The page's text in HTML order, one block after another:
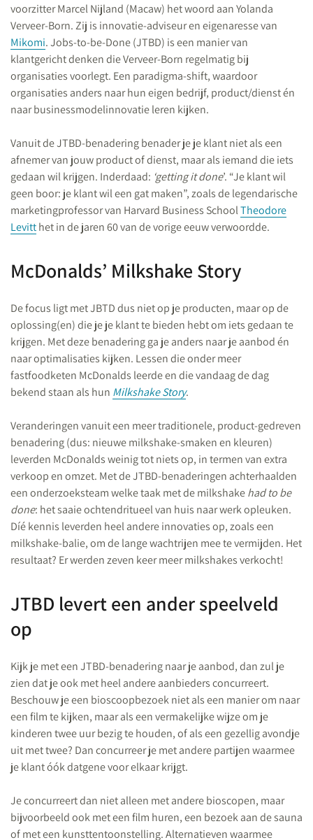
voorzitter Marcel Nijland (Macaw) het woord aan Yolanda
Verveer-Born. Zij is innovatie-adviseur en eigenaresse van
Mikomi. Jobs-to-be-Done (JTBD) is een manier van
klantgericht denken die Verveer-Born regelmatig bij
organisaties voorlegt. Een paradigma-shift, waardoor
organisaties anders naar hun eigen bedrijf, product/dienst én
naar businessmodelinnovatie leren kijken.
Vanuit de JTBD-benadering benader je je klant niet als een
afnemer van jouw product of dienst, maar als iemand die iets
gedaan wil krijgen. Inderdaad: ‘getting it done’. “Je klant wil
geen boor: je klant wil een gat maken”, zoals de legendarische
marketingprofessor van Harvard Business SchoolTheodore
Levitthet in de jaren 60 van de vorige eeuw verwoordde.
McDonalds’ Milkshake Story
De focus ligt met JBTD dus niet op je producten, maar op de
oplossing(en) die je je klant te bieden hebt om iets gedaan te
krijgen. Met deze benadering ga je anders naar je aanbod én
naar optimalisaties kijken. Lessen die onder meer
fastfoodketen McDonalds leerde en die vandaag de dag
bekend staan als hun Milkshake Story.
Veranderingen vanuit een meer traditionele, product-gedreven
benadering (dus: nieuwe milkshake-smaken en kleuren)
leverden McDonalds weinig tot niets op, in termen van extra
verkoop en omzet. Met de JTBD-benaderingen achterhaalden
een onderzoeksteam welke taak met de milkshakehad to be
done: het saaie ochtendritueel van huis naar werk opleuken.
Díé kennis leverden heel andere innovaties op, zoals een
milkshake-balie, om de lange wachtrijen mee te vermijden. Het
resultaat? Er werden zeven keer meer milkshakes verkocht!
JTBD levert een ander speelveld
op
Kijk je met een JTBD-benadering naar je aanbod, dan zul je
zien dat je ook met heel andere aanbieders concurreert.
Beschouw je een bioscoopbezoek niet als een manier om naar
een film te kijken, maar als een vermakelijke wijze om je
kinderen twee uur bezig te houden, of als een gezellig avondje
uit met twee? Dan concurreer je met andere partijen waarmee
je klant óók datgene voor elkaar krijgt.
Je concurreert dan niet alleen met andere bioscopen, maar
bijvoorbeeld ook met een film huren, een bezoek aan de sauna
of met een kunsttentoonstelling. Alternatieven waarmee